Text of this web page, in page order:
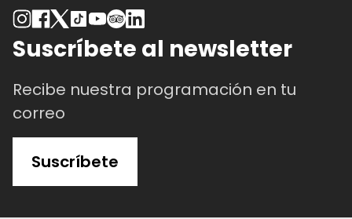
Suscríbete al newsletter
Recibe nuestra programación en tu
correo
Suscríbete